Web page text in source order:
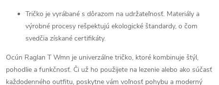
Tričko je vyrábané s dôrazom na udržateľnosť. Materiály a
výrobné procesy rešpektujú ekologické štandardy, o čom
svedčia získané certifikáty.
Ocún Raglan T Wmn je univerzálne tričko, ktoré kombinuje štýl,
pohodlie a funkčnosť. Či už ho použijete na lezenie alebo ako súčasť
každodenného outfitu, poskytne vám voľnosť pohybu a moderný